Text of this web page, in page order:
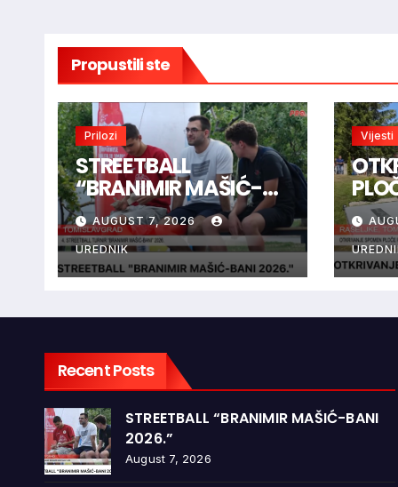
Propustili ste
Prilozi
STREETBALL
“BRANIMIR MAŠIĆ-
BANI 2026.”
AUGUST 7, 2026
UREDNIK
Vijesti
Recent Posts
STREETBALL “BRANIMIR MAŠIĆ-BANI
2026.”
August 7, 2026